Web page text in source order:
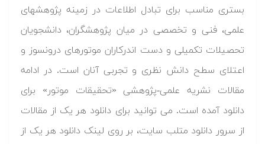
بستری مناسب برای تبادل اطلاعات در زمینه پژوهشهای
علمی، فنی و تخصصی در میان پژوهشگران، دانشجویان
تحصیلات تکمیلی و دست اندرکاران موتورهای درونسوز و
اعتلای سطح دانش نظری و تجربی آنان است. در ادامه
مقالات نشریه علمی-پژوهشی «تحقیقات موتور» برای
دانلود آمده است. می توانید برای دانلود هر یک از مقالات
از سرور دانلود متلب سایت، بر روی لینک دانلود هر یک از